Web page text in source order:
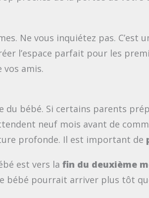
Ne vous inquiétez pas. C’est
l’espace parfait pour les
amis.
du bébé. Si certains parents
neuf mois avant de
profonde. Il est important de
est vers la fin du deuxième
bébé pourrait arriver plus tôt